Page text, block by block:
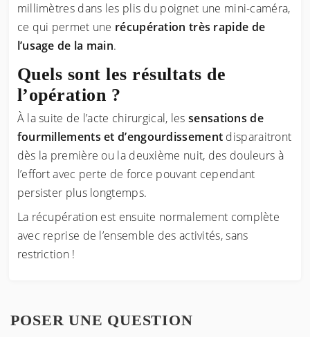
millimètres dans les plis du poignet une mini-caméra,
ce qui permet une récupération très rapide de
l’usage de la main.
Quels sont les résultats de
l’opération ?
À la suite de l’acte chirurgical, lessensations de
fourmillements et d’engourdissement disparaitront
dès la première ou la deuxième nuit, des douleurs à
l’effort avec perte de force pouvant cependant
persister plus longtemps.
La récupération est ensuite normalement complète
avec reprise de l’ensemble des activités, sans
restriction !
POSER UNE QUESTION